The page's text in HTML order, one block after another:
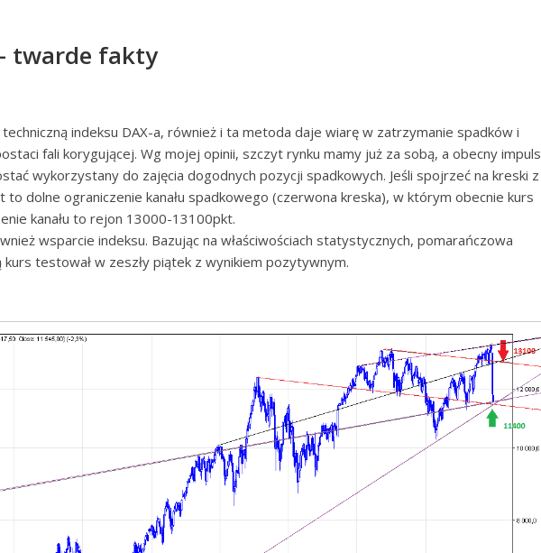
twarde fakty
techniczną indeksu DAX-a, również i ta metoda daje wiarę w zatrzymanie spadków i
fali korygującej. Wg mojej opinii, szczyt rynku mamy już za sobą, a obecny impuls
wykorzystany do zajęcia dogodnych pozycji spadkowych. Jeśli spojrzeć na kreski z
dolne ograniczenie kanału spadkowego (czerwona kreska), w którym obecnie kurs
kanału to rejon 13000-13100pkt.
wsparcie indeksu. Bazując na właściwościach statystycznych, pomarańczowa
kurs testował w zeszły piątek z wynikiem pozytywnym.